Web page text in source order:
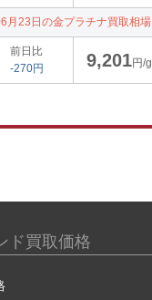
月23日の金プラチナ買取相場
前日比
-270円
9,201円/g
ド買取価格